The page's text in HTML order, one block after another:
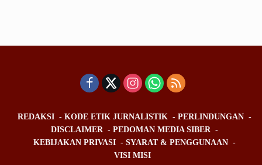
REDAKSI KODE ETIK JURNALISTIK
PERLINDUNGAN
DISCLAIMER
PEDOMAN MEDIA SIBER
KEBIJAKAN PRIVASI
SYARAT & PENGGUNAAN
VISI MISI